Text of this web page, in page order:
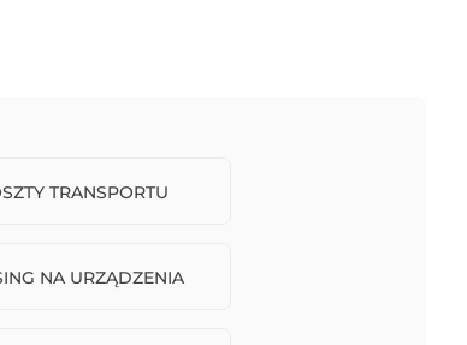
TRANSPORTU
NA URZĄDZENIA